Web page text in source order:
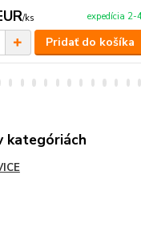
/ks expedícia 2-
Pridať do košíka
kategóriách